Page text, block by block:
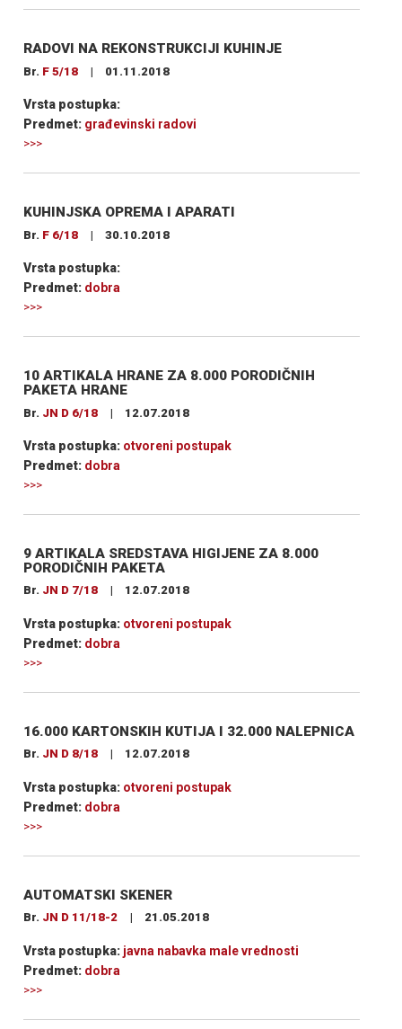
RADOVI NA REKONSTRUKCIJI KUHINJE
Br. F 5/18 | 01.11.2018
Vrsta postupka:
Predmet: građevinski radovi
>>>
KUHINJSKA OPREMA I APARATI
Br. F 6/18 | 30.10.2018
Vrsta postupka:
Predmet: dobra
>>>
10 ARTIKALA HRANE ZA 8.000 PORODIČNIH
PAKETA HRANE
Br. JN D 6/18 | 12.07.2018
Vrsta postupka: otvoreni postupak
Predmet: dobra
>>>
9 ARTIKALA SREDSTAVA HIGIJENE ZA 8.000
PORODIČNIH PAKETA
Br. JN D 7/18 | 12.07.2018
Vrsta postupka: otvoreni postupak
Predmet: dobra
>>>
16.000 KARTONSKIH KUTIJA I 32.000 NALEPNICA
Br. JN D 8/18 | 12.07.2018
Vrsta postupka: otvoreni postupak
Predmet: dobra
>>>
AUTOMATSKI SKENER
Br. JN D 11/18-2 | 21.05.2018
Vrsta postupka: javna nabavka male vrednosti
Predmet: dobra
>>>